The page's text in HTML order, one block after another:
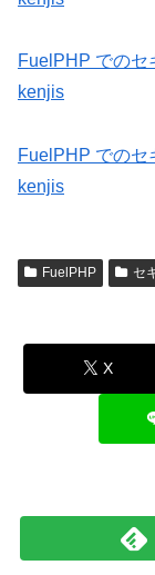
FuelPHP でのセ
kenjis
FuelPHP でのセ
kenjis
FuelPHP セ
X